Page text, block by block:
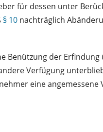
für dessen unter
§ 10 nachträglich
Benützung der
Verfügung
eine angemessene